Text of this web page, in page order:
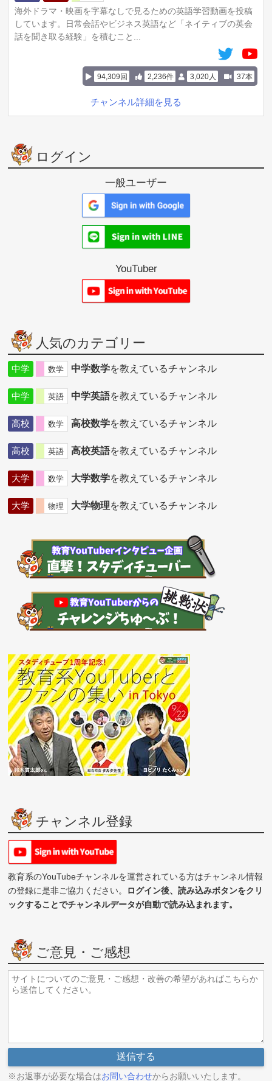
海外ドラマ・映画を字幕なしで見るための英語学習動画を投稿
しています。日常会話やビジネス英語など「ネイティブの英会
話を聞き取る経験」を積むこと...
3,020人 37本
94,309回 2,236件
チャンネル詳細を見る
ログイン
一般ユーザー
YouTuber
人気のカテゴリー
中学 数学 中学数学を教えているチャンネル
中学 英語 中学英語を教えているチャンネル
高校 数学 高校数学を教えているチャンネル
高校 英語 高校英語を教えているチャンネル
大学 数学 大学数学を教えているチャンネル
大学 物理 大学物理を教えているチャンネル
チャンネル登録
教育系のYouTubeチャンネルを運営されている方はチャンネル情報
の登録に是非ご協力ください。 ログイン後、読み込みボタンをクリ
ックすることでチャンネルデータが自動で読み込まれます。
ご意見・ご感想
※お返事が必要な場合はお問い合わせからお願いいたします。